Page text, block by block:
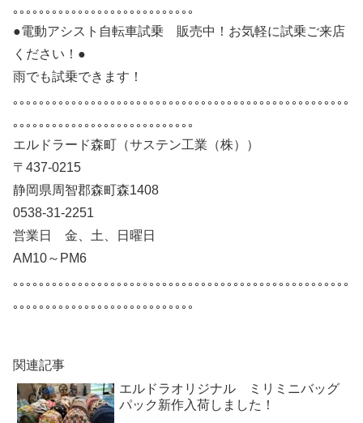
｡｡｡｡｡｡｡｡｡｡｡｡｡｡｡｡｡｡｡｡｡｡｡｡｡｡｡｡
●電動アシスト自転車試乗 販売中！お気軽に試乗ご来店
ください！●
雨でも試乗できます！
｡｡｡｡｡｡｡｡｡｡｡｡｡｡｡｡｡｡｡｡｡｡｡｡｡｡｡｡｡｡｡｡｡｡｡｡｡｡｡｡｡｡｡｡｡｡｡｡｡｡｡｡
｡｡｡｡｡｡｡｡｡｡｡｡｡｡｡｡｡｡｡｡｡｡｡｡｡｡｡｡
エルドラード森町（サステン工業（株））
〒437-0215
静岡県周智郡森町森1408
0538-31-2251
営業日 金、土、日曜日
AM10～PM6
｡｡｡｡｡｡｡｡｡｡｡｡｡｡｡｡｡｡｡｡｡｡｡｡｡｡｡｡｡｡｡｡｡｡｡｡｡｡｡｡｡｡｡｡｡｡｡｡｡｡｡｡
｡｡｡｡｡｡｡｡｡｡｡｡｡｡｡｡｡｡｡｡｡｡｡｡｡｡｡｡
関連記事
エルドラオリジナル ミリミニバッグ
パック新作入荷しました！